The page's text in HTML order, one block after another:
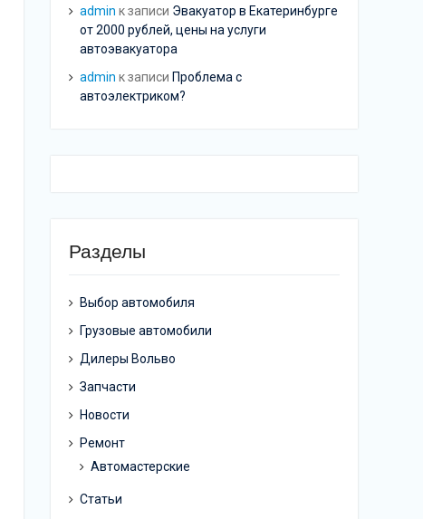
admin к записи Эвакуатор в Екатеринбурге
от 2000 рублей, цены на услуги
автоэвакуатора
admin к записи Проблема с
автоэлектриком?
Разделы
Выбор автомобиля
Грузовые автомобили
Дилеры Вольво
Запчасти
Новости
Ремонт
Автомастерские
Статьи